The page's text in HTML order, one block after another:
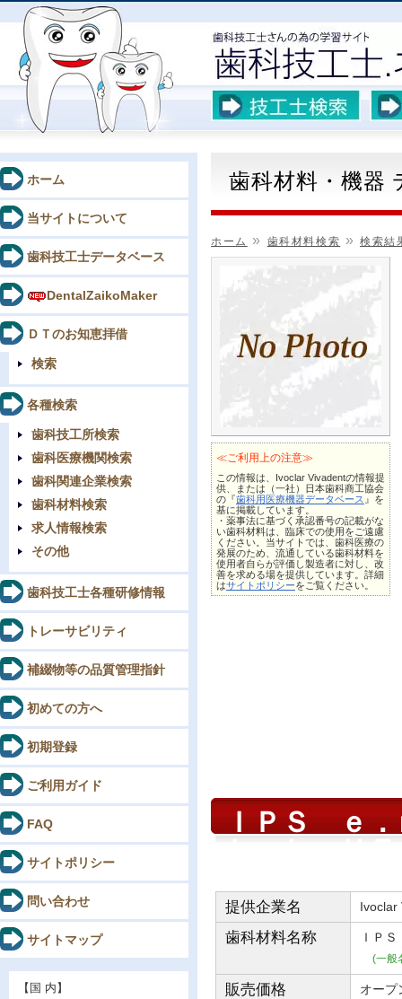
歯科材料・機器
ホーム » 歯科材料検索 »検索結
≪ご利用上の注意≫
この情報は、Ivoclar Vivadentの情報提
供、または（一社）日本歯科商工協会
の『歯科用医療機器データベース 』を
基に掲載しています。
・薬事法に基づく承認番号の記載がな
い歯科材料は、臨床での使用をご遠慮
ください。当サイトでは、歯科医療の
発展のため、流通している歯科材料を
使用者自らが評価し製造者に対し、改
善を求める場を提供しています。詳細
はサイトポリシーをご覧ください。
ＩＰＳ ｅ
提供企業名 Ivoclar
歯科材料名称 ＩＰ
(一般
販売価格 オープ
ホーム
当サイトについて
歯科技工士データベース
DentalZaikoMaker
ＤＴのお知恵拝借
検索
各種検索
歯科技工所検索
歯科医療機関検索
歯科関連企業検索
歯科材料検索
求人情報検索
その他
歯科技工士各種研修情報
トレーサビリティ
補綴物等の品質管理指針
初めての方へ
初期登録
ご利用ガイド
FAQ
サイトポリシー
問い合わせ
サイトマップ
【国 内】